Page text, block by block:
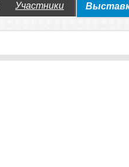
Участники